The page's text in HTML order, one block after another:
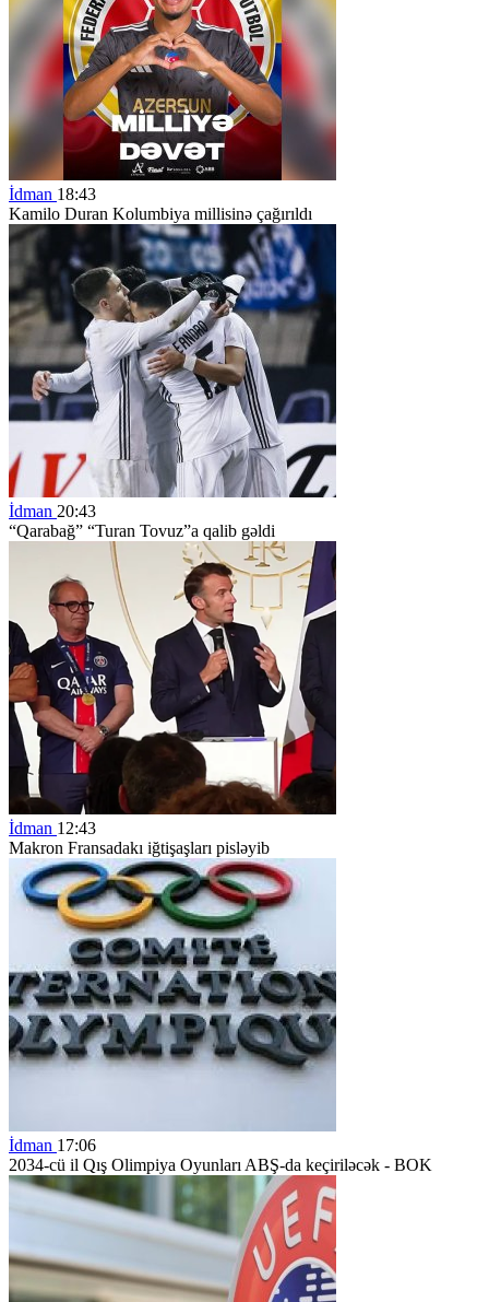
İdman 18:43
Kamilo Duran Kolumbiya millisinə çağırıldı
İdman 20:43
“Qarabağ” “Turan Tovuz”a qalib gəldi
İdman 12:43
Makron Fransadakı iğtişaşları pisləyib
İdman 17:06
2034-cü il Qış Olimpiya Oyunları ABŞ-da keçiriləcək - BOK